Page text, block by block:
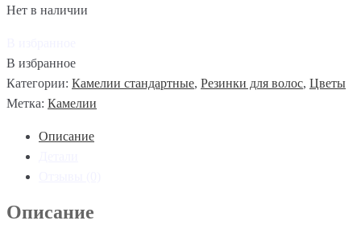
Нет в наличии
В избранное
Категории: Камелии стандартные, Резинки для волос, Цветы
Метка: Камелии
Описание
Описание